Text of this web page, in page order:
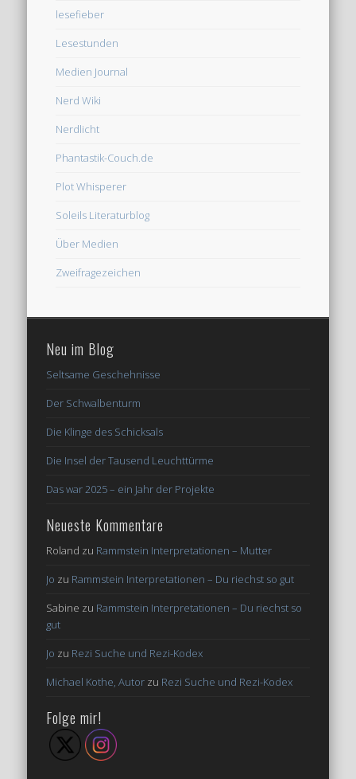
lesefieber
Lesestunden
Medien Journal
Nerd Wiki
Nerdlicht
Phantastik-Couch.de
Plot Whisperer
Soleils Literaturblog
Über Medien
Zweifragezeichen
Neu im Blog
Seltsame Geschehnisse
Der Schwalbenturm
Die Klinge des Schicksals
Die Insel der Tausend Leuchttürme
Das war 2025 – ein Jahr der Projekte
Neueste Kommentare
Roland zu Rammstein Interpretationen – Mutter
Jo zu Rammstein Interpretationen – Du riechst so gut
Sabine zu Rammstein Interpretationen – Du riechst so
gut
Jo zu Rezi Suche und Rezi-Kodex
Michael Kothe, Autor zu Rezi Suche und Rezi-Kodex
Folge mir!